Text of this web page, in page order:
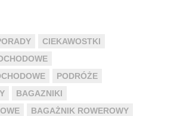
CIEKAWOSTKI
PODRÓŻE
BAGAZNIKI
BAGAŻNIK ROWEROWY